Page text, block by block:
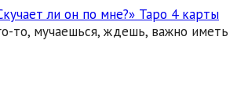
ли он по мне?» Таро 4 карты
то, мучаешься, ждешь, важно иметь